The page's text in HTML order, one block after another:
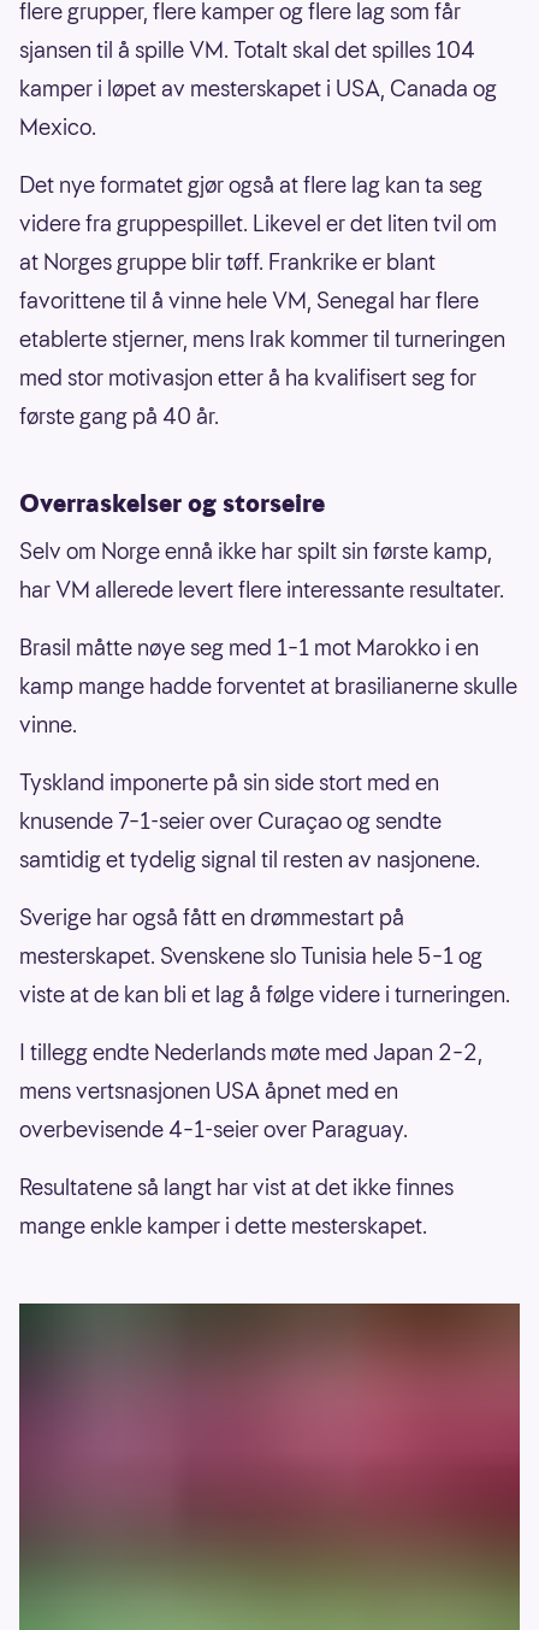
flere grupper, flere kamper og flere lag som får
sjansen til å spille VM. Totalt skal det spilles 104
kamper i løpet av mesterskapet i USA, Canada og
Mexico.
Det nye formatet gjør også at flere lag kan ta seg
videre fra gruppespillet. Likevel er det liten tvil om
at Norges gruppe blir tøff. Frankrike er blant
favorittene til å vinne hele VM, Senegal har flere
etablerte stjerner, mens Irak kommer til turneringen
med stor motivasjon etter å ha kvalifisert seg for
første gang på 40 år.
Overraskelser og storseire
Selv om Norge ennå ikke har spilt sin første kamp,
har VM allerede levert flere interessante resultater.
Brasil måtte nøye seg med 1–1 mot Marokko i en
kamp mange hadde forventet at brasilianerne skulle
vinne.
Tyskland imponerte på sin side stort med en
knusende 7–1-seier over Curaçao og sendte
samtidig et tydelig signal til resten av nasjonene.
Sverige har også fått en drømmestart på
mesterskapet. Svenskene slo Tunisia hele 5–1 og
viste at de kan bli et lag å følge videre i turneringen.
I tillegg endte Nederlands møte med Japan 2–2,
mens vertsnasjonen USA åpnet med en
overbevisende 4–1-seier over Paraguay.
Resultatene så langt har vist at det ikke finnes
mange enkle kamper i dette mesterskapet.